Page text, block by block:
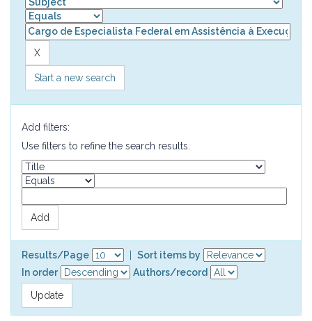
Start a new search
Add filters:
Use filters to refine the search results.
Results/Page
Sort items by
In order
Authors/record